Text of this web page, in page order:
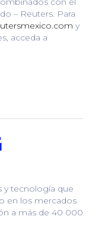
– Reuters. Para
y
acceda a
y tecnología que
en los mercados
a más de 40 000